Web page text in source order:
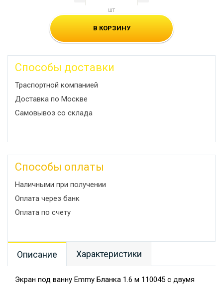
шт
В КОРЗИНУ
Способы доставки
Траспортной компанией
Доставка по Москве
Самовывоз со склада
Способы оплаты
Наличными при получении
Оплата через банк
Оплата по счету
Описание Характеристики
Экран под ванну Emmy Бланка 1.6 м 110045 с двумя